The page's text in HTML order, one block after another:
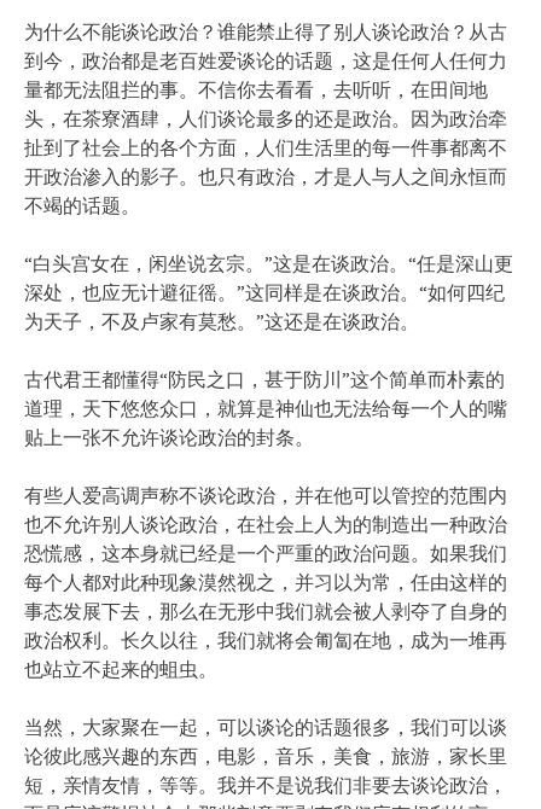
为什么不能谈论政治？谁能禁止得了别人谈论政治？从古
到今，政治都是老百姓爱谈论的话题，这是任何人任何力
量都无法阻拦的事。不信你去看看，去听听，在田间地
头，在茶寮酒肆，人们谈论最多的还是政治。因为政治牵
扯到了社会上的各个方面，人们生活里的每一件事都离不
开政治渗入的影子。也只有政治，才是人与人之间永恒而
不竭的话题。
“白头宫女在，闲坐说玄宗。”这是在谈政治。“任是深山更
深处，也应无计避征徭。”这同样是在谈政治。“如何四纪
为天子，不及卢家有莫愁。”这还是在谈政治。
古代君王都懂得“防民之口，甚于防川”这个简单而朴素的
道理，天下悠悠众口，就算是神仙也无法给每一个人的嘴
贴上一张不允许谈论政治的封条。
有些人爱高调声称不谈论政治，并在他可以管控的范围内
也不允许别人谈论政治，在社会上人为的制造出一种政治
恐慌感，这本身就已经是一个严重的政治问题。如果我们
每个人都对此种现象漠然视之，并习以为常，任由这样的
事态发展下去，那么在无形中我们就会被人剥夺了自身的
政治权利。长久以往，我们就将会匍匐在地，成为一堆再
也站立不起来的蛆虫。
当然，大家聚在一起，可以谈论的话题很多，我们可以谈
论彼此感兴趣的东西，电影，音乐，美食，旅游，家长里
短，亲情友情，等等。我并不是说我们非要去谈论政治，